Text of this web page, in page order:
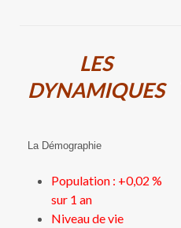
LES
DYNAMIQUES
La Démographie
Population : +0,02 %
sur 1 an
Niveau de vie